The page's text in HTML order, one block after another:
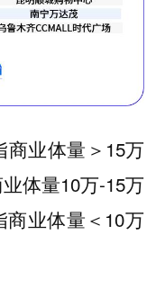
商业体量＞15万
体量10万-15万
商业体量＜10万